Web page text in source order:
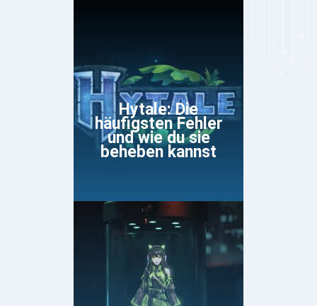
Hytale: Die
häufigsten Fehler
und wie du sie
beheben kannst